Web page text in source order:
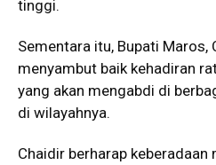
tinggi.
Sementara itu, Bupati Maros,
menyambut baik kehadiran
yang akan mengabdi di
di wilayahnya.
Chaidir berharap keberadaan